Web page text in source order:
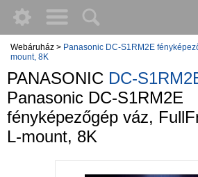
Webáruház > Panasonic DC-S1RM2E
mount, 8K
PANASONIC DC-
Panasonic DC-S1RM2E
fényképezőgép váz,
L-mount, 8K